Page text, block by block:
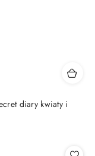
diary kwiaty i